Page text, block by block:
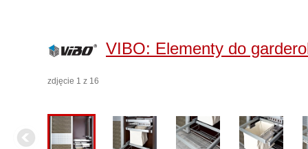
VIBO: Elementy do
zdjęcie 1 z 16